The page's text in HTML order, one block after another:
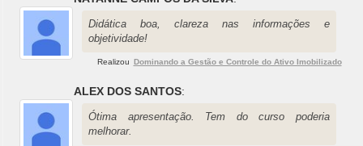
Didática boa, clareza nas informações e
objetividade!
Realizou Dominando a Gestão e Controle do Ativo Imobilizado
ALEX DOS SANTOS:
Ótima apresentação. Tem do curso poderia
melhorar.